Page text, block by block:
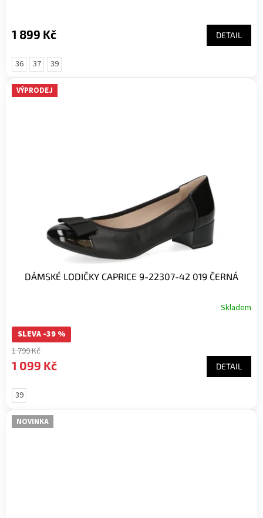
1 899 Kč DETAIL
36 37 39
VÝPRODEJ
DÁMSKÉ LODIČKY CAPRICE 9-22307-42 019 ČERNÁ
Skladem
SLEVA -39 %
1 799 Kč
1 099 Kč DETAIL
39
NOVINKA